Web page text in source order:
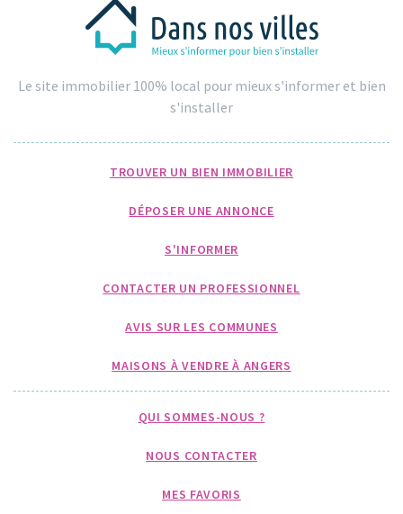
Le site immobilier 100% local pour mieux s'informer et bien
s'installer
TROUVER UN BIEN IMMOBILIER
DÉPOSER UNE ANNONCE
S'INFORMER
CONTACTER UN PROFESSIONNEL
AVIS SUR LES COMMUNES
MAISONS À VENDRE À ANGERS
QUI SOMMES-NOUS ?
NOUS CONTACTER
MES FAVORIS